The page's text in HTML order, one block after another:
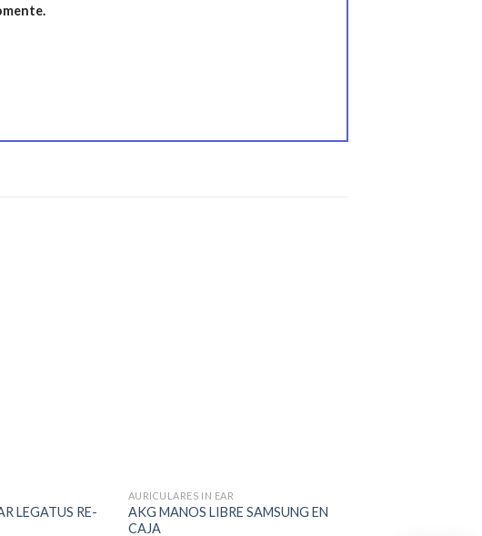
LEGATUS RE-
AURICULARES IN EAR
AKG MANOS LIBRE SAMSUNG EN
CAJA